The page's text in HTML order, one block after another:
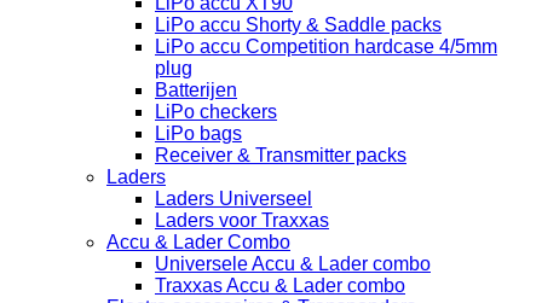
LiPo accu Shorty & Saddle packs
LiPo accu Competition hardcase 4/5mm
plug
Batterijen
LiPo checkers
LiPo bags
Receiver & Transmitter packs
Laders
Laders Universeel
Laders voor Traxxas
Accu & Lader Combo
Universele Accu & Lader combo
Traxxas Accu & Lader combo